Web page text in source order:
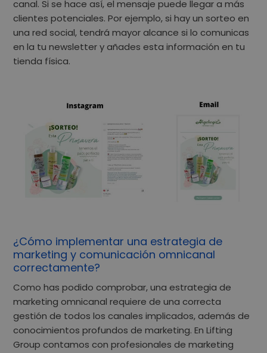
canal. Si se hace así, el mensaje puede llegar a más
clientes potenciales. Por ejemplo, si hay un sorteo en
una red social, tendrá mayor alcance si lo comunicas
en la tu newsletter yañades esta información en tu
tienda física.
¿Cómo implementar una estrategia de
marketing y comunicación omnicanal
correctamente?
Como has podido comprobar, una estrategia de
marketing omnicanal requiere de una correcta
gestión de todos los canales implicados, además de
conocimientos profundos de marketing. EnLifting
Group contamos con profesionales demarketing